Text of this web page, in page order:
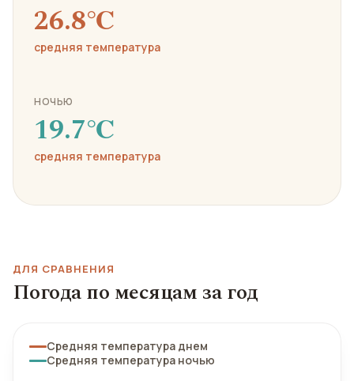
26.8℃
средняя температура
НОЧЬЮ
19.7℃
средняя температура
ДЛЯ СРАВНЕНИЯ
Погода по месяцам за год
Средняя температура днем
Средняя температура ночью